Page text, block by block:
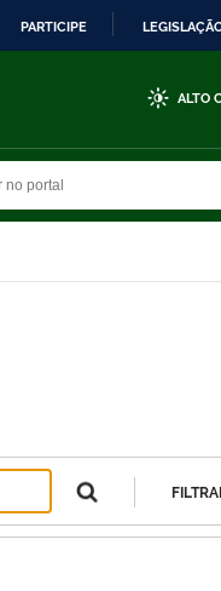
PARTICIPE
ALTO